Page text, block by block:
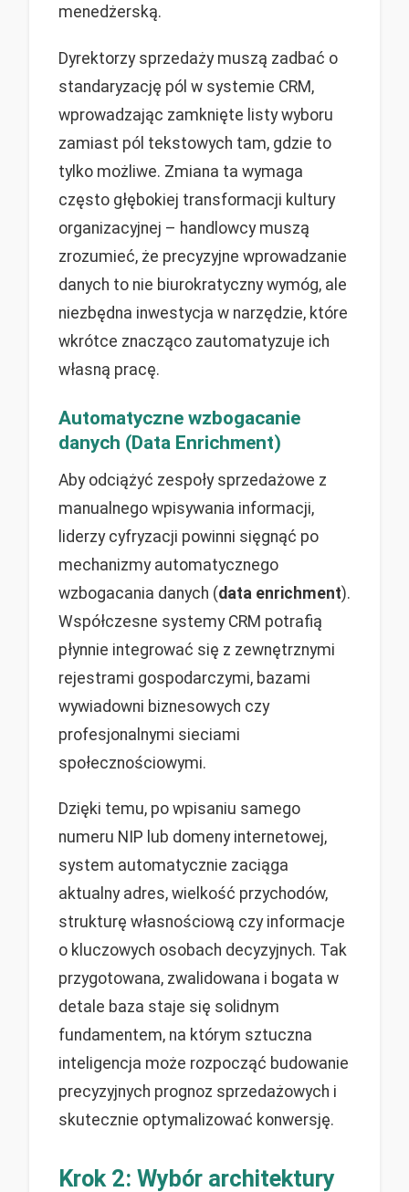
menedżerską.
Dyrektorzy sprzedaży muszą zadbać o
standaryzację pól w systemie CRM,
wprowadzając zamknięte listy wyboru
zamiast pól tekstowych tam, gdzie to
tylko możliwe. Zmiana ta wymaga
często głębokiej transformacji kultury
organizacyjnej – handlowcy muszą
zrozumieć, że precyzyjne wprowadzanie
danych to nie biurokratyczny wymóg, ale
niezbędna inwestycja w narzędzie, które
wkrótce znacząco zautomatyzuje ich
własną pracę.
Automatyczne wzbogacanie
danych (Data Enrichment)
Aby odciążyć zespoły sprzedażowe z
manualnego wpisywania informacji,
liderzy cyfryzacji powinni sięgnąć po
mechanizmy automatycznego
wzbogacania danych (data enrichment).
Współczesne systemy CRM potrafią
płynnie integrować się z zewnętrznymi
rejestrami gospodarczymi, bazami
wywiadowni biznesowych czy
profesjonalnymi sieciami
społecznościowymi.
Dzięki temu, po wpisaniu samego
numeru NIP lub domeny internetowej,
system automatycznie zaciąga
aktualny adres, wielkość przychodów,
strukturę własnościową czy informacje
o kluczowych osobach decyzyjnych. Tak
przygotowana, zwalidowana i bogata w
detale baza staje się solidnym
fundamentem, na którym sztuczna
inteligencja może rozpocząć budowanie
precyzyjnych prognoz sprzedażowych i
skutecznie optymalizować konwersję.
Krok 2: Wybór architektury